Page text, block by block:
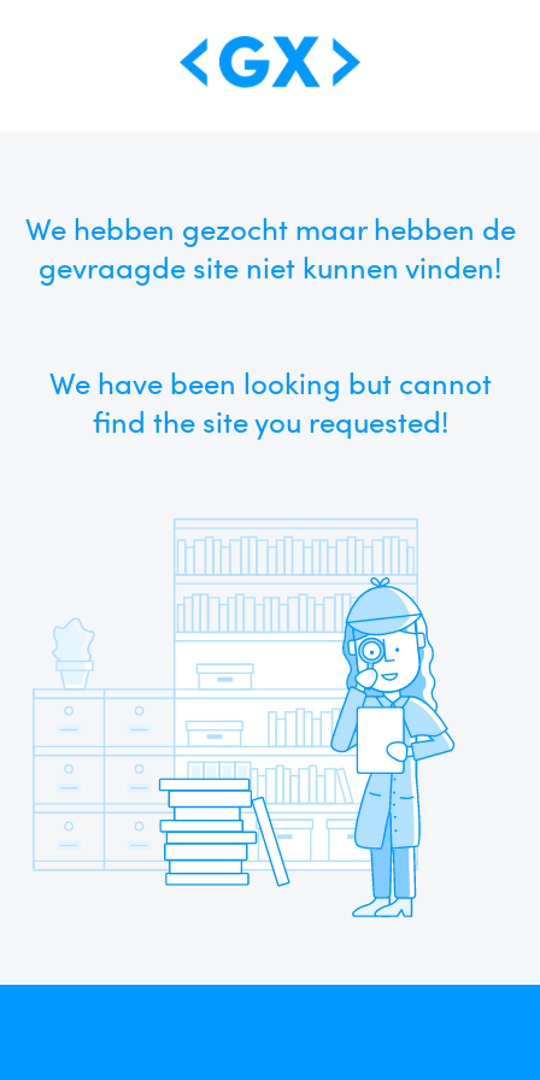
We hebben gezocht maar hebben de
gevraagde site niet kunnen vinden!
We have been looking but cannot
find the site you requested!